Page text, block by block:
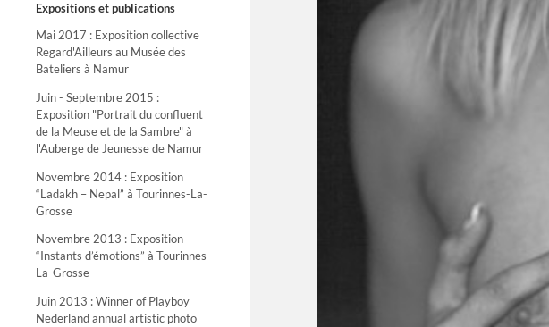
Expositions et publications
Mai 2017 : Exposition collective
Regard'Ailleurs au Musée des
Bateliers à Namur
Juin - Septembre 2015 :
Exposition "Portrait du confluent
de la Meuse et de la Sambre" à
l'Auberge de Jeunesse de Namur
Novembre 2014 : Exposition
“Ladakh – Nepal” à Tourinnes-La-
Grosse
Novembre 2013 : Exposition
“Instants d’émotions” à Tourinnes-
La-Grosse
Juin 2013 : Winner of Playboy
Nederland annual artistic photo